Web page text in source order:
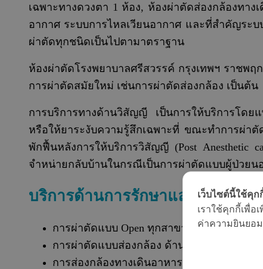
เฉพาะทางดวงตา 1 ห้อง, ห้องผ่าตัดส่องกล้องท
อากาศ ระบบการไหลเวียนอากาศ และที่สำคัญระ
ผ่าตัดทุกชนิดเป็นไปตามาตราฐาน
ห้องผ่าตัดโรงพยาบาลศรีสวรรค์ กรุงเทพฯ ราชพ
การผ่าตัดสมัยใหม่ เช่นการผ่าตัดส่องกล้อง เป็นต้น
การบริการทางด้านวิสัญญี เป็นการให้บริการโด
หรือให้ยาระงับความรู้สึกเฉพาะที่ ขณะทำการผ่า
พักฟื้นหลังการให้บริการวิสัญญี (Post
จำหน่ายกลับบ้านในกรณีเป็นการผ่าตัดแบบผู้ป่วยน
บริการด้านการรักษาและการดูแล
การผ่าตัดแบบ Open ทุกสาขา ด้าน ศัลยกรร
การผ่าตัดแบบส่องกล้อง ด้าน ศัลยกรรม ออร์
การส่องกล้องทางเดินอาหารส่วนบน และส่วนล่
เว็บไซต์นี้ใช้คุก
เราใช้คุกกี้เพื่
ค่าความยินยอ